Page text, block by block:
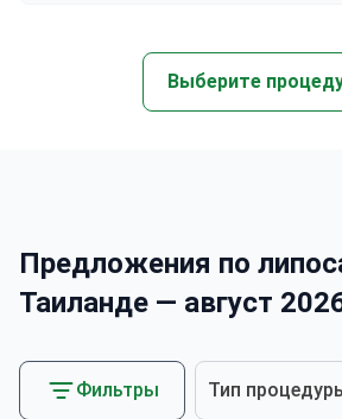
Выберите
Предложения по
Таиланде — август
Фильтры Тип